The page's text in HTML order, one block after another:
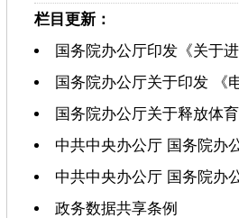
栏目更新：
国务院办公厅印发《关于
国务院办公厅关于印发 《
国务院办公厅关于释放体
中共中央办公厅 国务院办
中共中央办公厅 国务院办
政务数据共享条例